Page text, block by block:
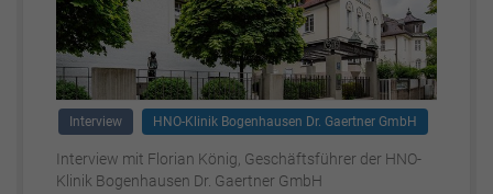
Interview HNO-Klinik Bogenhausen Dr. Gaertner GmbH
Interview mit Florian König, Geschäftsführer der HNO-
Klinik Bogenhausen Dr. Gaertner GmbH